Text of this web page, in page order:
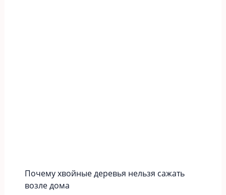
Почему хвойные деревья нельзя сажать
возле дома